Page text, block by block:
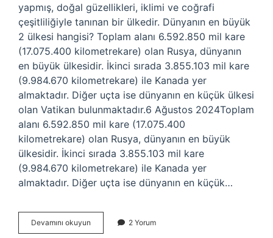
yapmış, doğal güzellikleri, iklimi ve coğrafi
çeşitliliğiyle tanınan bir ülkedir. Dünyanın en büyük
2 ülkesi hangisi? Toplam alanı 6.592.850 mil kare
(17.075.400 kilometrekare) olan Rusya, dünyanın
en büyük ülkesidir. İkinci sırada 3.855.103 mil kare
(9.984.670 kilometrekare) ile Kanada yer
almaktadır. Diğer uçta ise dünyanın en küçük ülkesi
olan Vatikan bulunmaktadır.6 Ağustos 2024Toplam
alanı 6.592.850 mil kare (17.075.400
kilometrekare) olan Rusya, dünyanın en büyük
ülkesidir. İkinci sırada 3.855.103 mil kare
(9.984.670 kilometrekare) ile Kanada yer
almaktadır. Diğer uçta ise dünyanın en küçük…
Devamını okuyun
Mi
2 Yorum